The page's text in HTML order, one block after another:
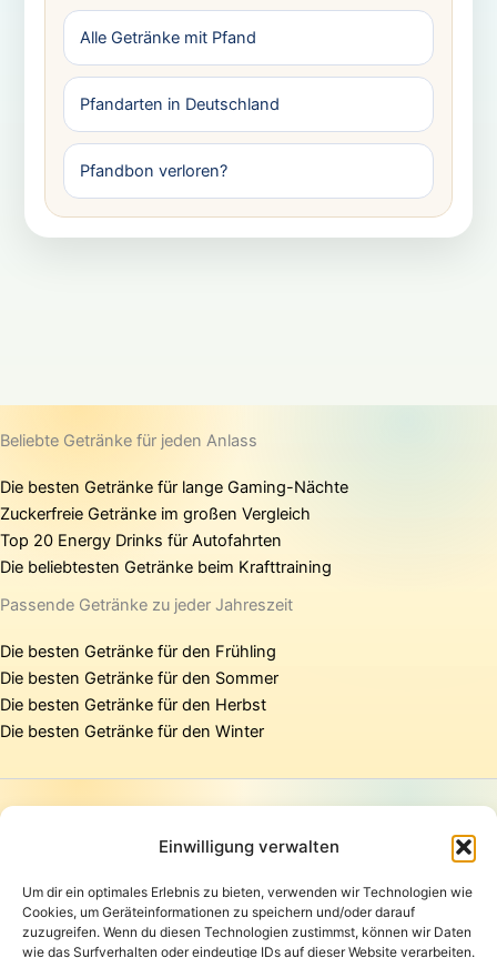
Einwilligung verwalten
Um dir ein optimales Erlebnis zu bieten, verwenden wir Technologien wie
Cookies, um Geräteinformationen zu speichern und/oder darauf
zuzugreifen. Wenn du diesen Technologien zustimmst, können wir Daten
wie das Surfverhalten oder eindeutige IDs auf dieser Website verarbeiten.
Alle Getränke mit Pfand
Pfandarten in Deutschland
Pfandbon verloren?
Beliebte Getränke für jeden Anlass
Die besten Getränke für lange Gaming-Nächte
Zuckerfreie Getränke im großen Vergleich
Top 20 Energy Drinks für Autofahrten
Die beliebtesten Getränke beim Krafttraining
Passende Getränke zu jeder Jahreszeit
Die besten Getränke für den Frühling
Die besten Getränke für den Sommer
Die besten Getränke für den Herbst
Die besten Getränke für den Winter
Presse
Datenschutzerklärung
AGB
Widerrufsbelehrung